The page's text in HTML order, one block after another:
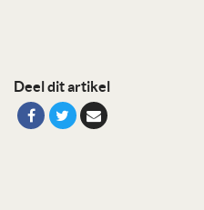
Deel dit artikel